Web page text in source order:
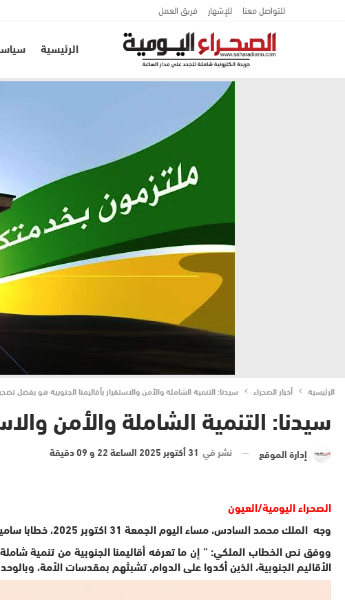
للتواصل معنا للإشهار فريق العمل
الرئيسية
الرئيسية أخبار الصحراء سيدنا: التنمية الشاملة والأمن والاستقرار بأقاليمنا الجنوبية هو بفضل
سيدنا: التنمية الشاملة والأمن
إدارة الموقع نشر في 31 أكتوبر 2025 الساعة 22 و 09 دقيقة
الصحراء اليومية/العيون
وجه الملك محمد السادس، مساء اليوم الجمعة 31 اكتوبر 2025، خطابا ساميا إلى شعبه الوفي، مباشرة بعد القرار التاريخي لمجلس الأمن الدولي لتثبيت الحكم الذاتي كقاعدة لحل ملف الصحراء المغربية.
ووفق نص الخطاب الملكي: ” إن ما تعرفه أقاليمنا الجنوبية من تنمية شاملة
الأقاليم الجنوبية، الذين أكدوا على الدوام، تشبثهم بمقدسات الأمة،